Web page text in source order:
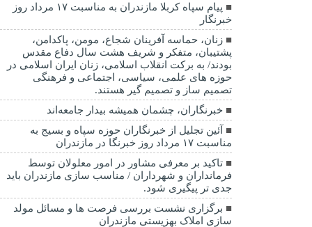
پیام سپاه کربلا مازندران به مناسبت ۱۷ مرداد روز
خبرنگار
زنان، حماسه آفرینان شجاع، مومن، پاکدامن،
پشتیبان، متفکر و شریف هشت سال دفاع مقدس
بودند/ به برکت انقلاب اسلامی، زنان ایران اسلامی در
حوزه های علمی، سیاسی، اجتماعی و فرهنگی
تصمیم ساز و تصمیم گیر هستند.
خبرنگاران، چشمان همیشه بیدار جامعه‌اند
آئین تجلیل از خبرنگاران حوزه سپاه و بسیج به
مناسبت ۱۷ مرداد روز خبرنگا در مازندران
تاکید بر معرفی مشاور در امور معلولان توسط
فرمانداران و شهرداران / مناسب سازی مازندران باید
جدی تر پیگیری شود.
برگزاری نشست بررسی فرصت ها و مسائل مولد
سازی املاک بهزیستی مازندران